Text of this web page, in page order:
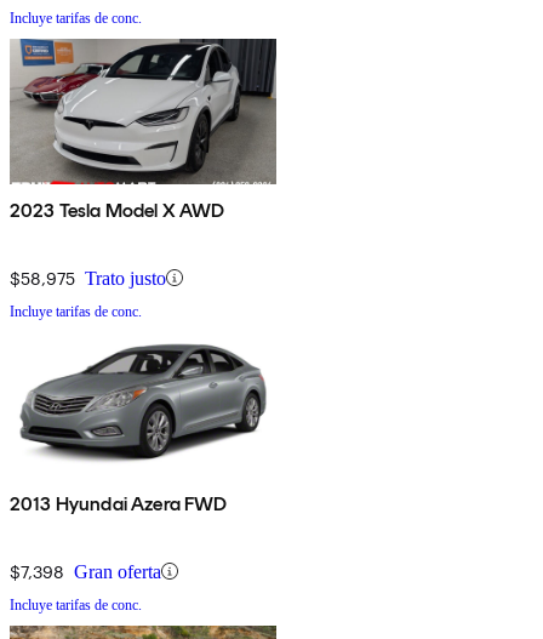
Incluye tarifas de conc.
2023 Tesla Model X AWD
$58,975 Trato justo
Incluye tarifas de conc.
2013 Hyundai Azera FWD
$7,398 Gran oferta
Incluye tarifas de conc.